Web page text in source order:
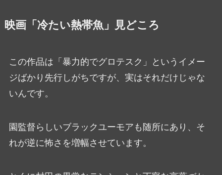
映画「冷たい熱帯魚」見どころ
この作品は「暴力的でグロテスク」というイメー
ジばかり先行しがちですが、実はそれだけじゃな
いんです。
園監督らしいブラックユーモアも随所にあり、そ
れが逆に怖さを増幅させています。